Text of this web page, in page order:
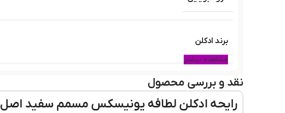
برند ادکلن
سال ساخت عطر
مشاهده بیشتر
نقد و بررسی محصول
رایحه ادکلن لطافه یونیسکس مسمم سفید اصل